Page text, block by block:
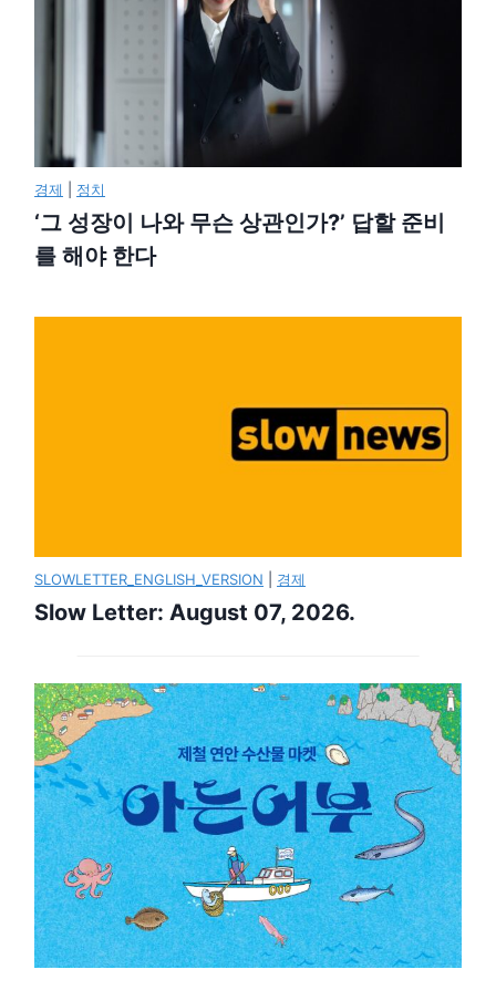
경제 정치
‘그 성장이 나와 무슨 상관인가?’ 답할 준비
를 해야 한다
SLOWLETTER_ENGLISH_VERSION 경제
Slow Letter: August 07, 2026.